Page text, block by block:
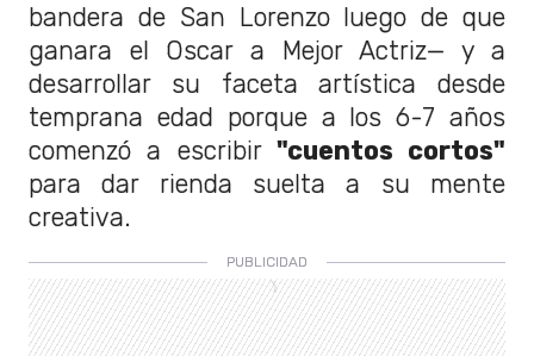
bandera de San Lorenzo luego de que
ganara el Oscar a Mejor Actriz— y a
desarrollar su faceta artística desde
temprana edad porque a los 6-7 años
comenzó a escribir "cuentos cortos"
para dar rienda suelta a su mente
creativa.